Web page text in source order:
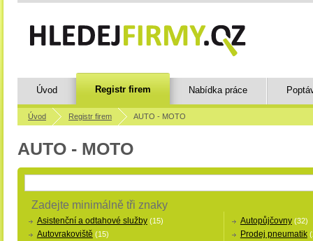
Úvod Registr firem Nabídka práce
Úvod Registr firem AUTO - MOTO
AUTO - MOTO
Zadejte minimálně tři znaky
Asistenční a odtahové služby (15)
Autovrakoviště (15)
Autopůjčovny (32)
Prodej pneumatik